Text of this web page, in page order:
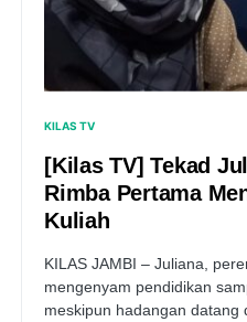
KILAS TV
[Kilas TV] Tekad
Rimba Pertama
Kuliah
KILAS JAMBI – Juliana,
mengenyam pendidikan
meskipun hadangan datang